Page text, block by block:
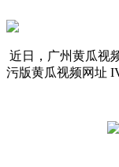
近日，广州黄
污版黄瓜视频网址